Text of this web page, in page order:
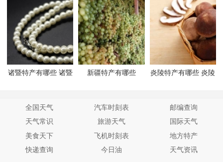
诸暨特产有哪些 诸暨
新疆特产有哪些
炎陵特产有哪些 炎陵
全国天气 汽车时刻表
邮编查询
天气常识
旅游天气
国际天气
美食天下
飞机时刻表
地方特产
快递查询
今日油 天气资讯